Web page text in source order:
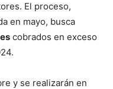
El proceso,
en mayo, busca
cobrados en exceso
y se realizarán en